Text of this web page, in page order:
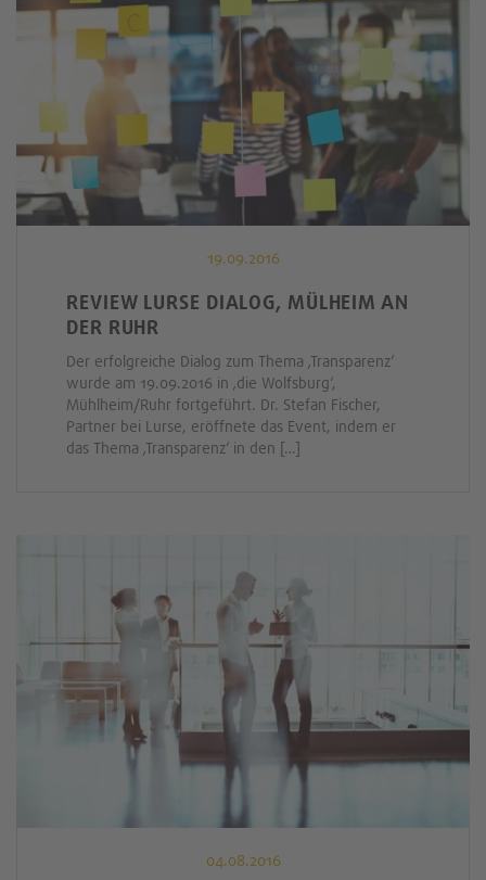
19.09.2016
REVIEW LURSE DIALOG, MÜLHEIM AN
DER RUHR
Der erfolgreiche Dialog zum Thema ‚Transparenz‘
wurde am 19.09.2016 in ‚die Wolfsburg‘,
Mühlheim/Ruhr fortgeführt. Dr. Stefan Fischer,
Partner bei Lurse, eröffnete das Event, indem er
das Thema ‚Transparenz‘ in den […]
04.08.2016